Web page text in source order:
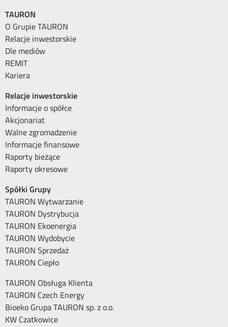
TAURON
O Grupie TAURON
Relacje inwestorskie
Dle mediów
REMIT
Kariera
Relacje inwestorskie
Informacje o spółce
Akcjonariat
Walne zgromadzenie
Informacje finansowe
Raporty bieżące
Raporty okresowe
Spółki Grupy
TAURON Wytwarzanie
TAURON Dystrybucja
TAURON Ekoenergia
TAURON Wydobycie
TAURON Sprzedaż
TAURON Ciepło
TAURON Obsługa Klienta
TAURON Czech Energy
Bioeko Grupa TAURON sp. z o.o.
KW Czatkowice